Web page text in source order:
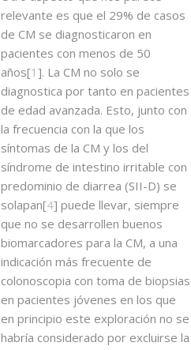
relevante es que el 29% de casos
de CM se diagnosticaron en
pacientes con menos de 50
años[1 ]. La CM no solo se
diagnostica por tanto en pacientes
de edad avanzada. Esto, junto con
la frecuencia con la que los
síntomas de la CM y los del
síndrome de intestino irritable con
predominio de diarrea (SII-D) se
solapan[4] puede llevar, siempre
que no se desarrollen buenos
biomarcadores para la CM, a una
indicación más frecuente de
colonoscopia con toma de biopsias
en pacientes jóvenes en los que
en principio este exploración no se
habría considerado por excluirse la